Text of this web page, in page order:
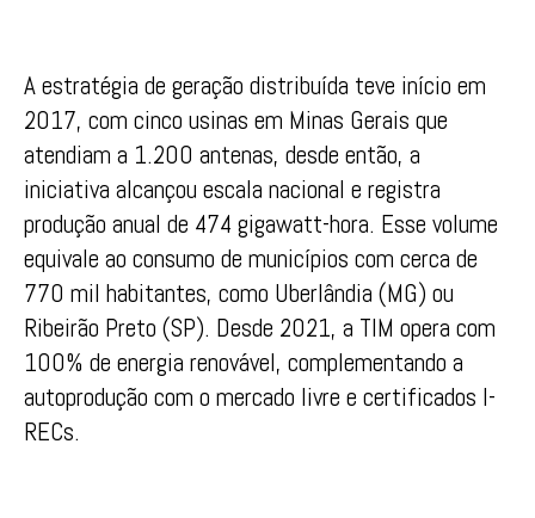
A estratégia de geração distribuída teve início em
2017, com cinco usinas em Minas Gerais que
atendiam a 1.200 antenas, desde então, a
iniciativa alcançou escala nacional e registra
produção anual de 474 gigawatt-hora. Esse volume
equivale ao consumo de municípios com cerca de
770 mil habitantes, como Uberlândia (MG) ou
Ribeirão Preto (SP). Desde 2021, a TIM opera com
100% de energia renovável, complementando a
autoprodução com o mercado livre e certificados I-
RECs.